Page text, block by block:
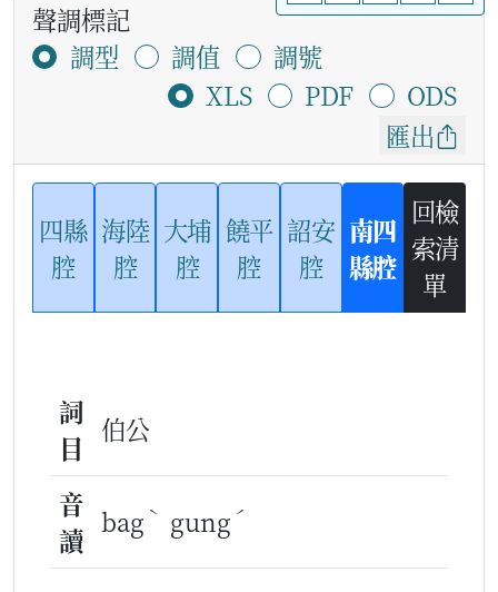
聲調標記
調型
調值
調號
XLS
PDF
ODS
匯出
四縣
腔
海陸
腔
大埔
腔
饒平
腔
詔安
腔
南四
縣腔
回檢
索清
單
詞
目
伯公
音
讀
bag ˋ gung ˊ